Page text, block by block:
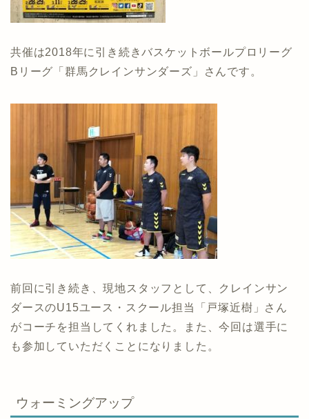
共催は2018年に引き続きバスケットボールプロリーグ
Bリーグ「群馬クレインサンダーズ」さんです。
前回に引き続き、現地スタッフとして、クレインサン
ダースのU15ユース・スクール担当「戸塚近樹」さん
がコーチを担当してくれました。また、今回は選手に
も参加していただくことになりました。
ウォーミングアップ